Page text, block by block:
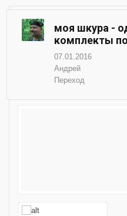
моя шкура -
комплекты
07.01.2016
Андрей
Переход